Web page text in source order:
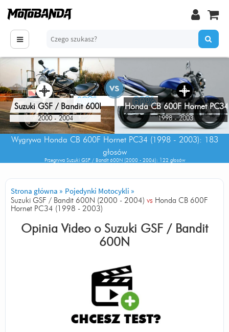
40% 60%
Suzuki GSF / Bandit 600N
2000 - 2004
+
Honda CB 600F Hornet PC34
1998 - 2003
+
Wygrywa Honda CB 600F Hornet PC34 (1998 - 2003): 183
głosów
Przegrywa Suzuki GSF / Bandit 600N (2000 - 2004) : 122 głosów
Strona główna » Pojedynki Motocykli »
Suzuki GSF / Bandit 600N (2000 - 2004) vs Honda CB 600F
Hornet PC34 (1998 - 2003)
Opinia Video o Suzuki GSF / Bandit
600N